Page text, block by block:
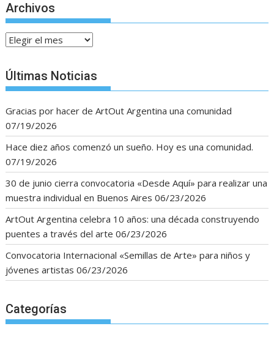
Archivos
Archivos
Últimas Noticias
Gracias por hacer de ArtOut Argentina una comunidad
07/19/2026
Hace diez años comenzó un sueño. Hoy es una comunidad.
07/19/2026
30 de junio cierra convocatoria «Desde Aquí» para realizar una
muestra individual en Buenos Aires 06/23/2026
ArtOut Argentina celebra 10 años: una década construyendo
puentes a través del arte 06/23/2026
Convocatoria Internacional «Semillas de Arte» para niños y
jóvenes artistas 06/23/2026
Categorías